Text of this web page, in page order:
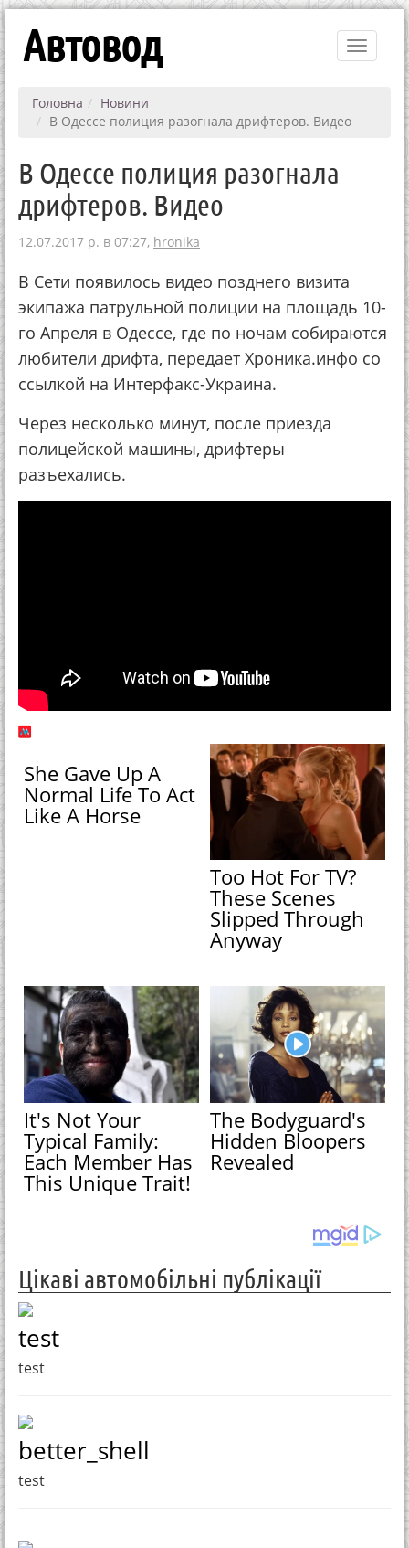
Toggle
Автовод
Головна
Новини
В Одессе полиция разогнала дрифтеров. Видео
В Одессе полиция разогнала
дрифтеров. Видео
12.07.2017 р. в 07:27, hronika
В Сети появилось видео позднего визита
экипажа патрульной полиции на площадь 10-
го Апреля в Одессе, где по ночам собираются
любители дрифта, передает Хроника.инфо со
ссылкой на Интерфакс-Украина.
Через несколько минут, после приезда
полицейской машины, дрифтеры
разъехались.
She Gave Up A
Normal Life To Act
Like A Horse
Too Hot For TV?
These Scenes
Slipped Through
Anyway
It's Not Your
Typical Family:
Each Member Has
This Unique Trait!
The Bodyguard's
Hidden Bloopers
Revealed
Цікаві автомобільні публікації
test
test
better_shell
test